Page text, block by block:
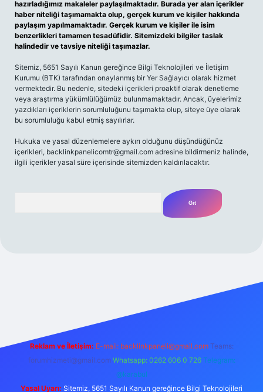
hazırladığımız makaleler paylaşılmaktadır. Burada yer alan içerikler
haber niteliği taşımamakta olup, gerçek kurum ve kişiler hakkında
paylaşım yapılmamaktadır. Gerçek kurum ve kişiler ile isim
benzerlikleri tamamen tesadüfidir. Sitemizdeki bilgiler taslak
halindedir ve tavsiye niteliği taşımazlar.
Sitemiz, 5651 Sayılı Kanun gereğince Bilgi Teknolojileri ve İletişim
Kurumu (BTK) tarafından onaylanmış bir Yer Sağlayıcı olarak hizmet
vermektedir. Bu nedenle, sitedeki içerikleri proaktif olarak denetleme
veya araştırma yükümlülüğümüz bulunmamaktadır. Ancak, üyelerimiz
yazdıkları içeriklerin sorumluluğunu taşımakta olup, siteye üye olarak
bu sorumluluğu kabul etmiş sayılırlar.
Hukuka ve yasal düzenlemelere aykırı olduğunu düşündüğünüz
içerikleri, backlinkpanelicomtr@gmail.com adresine bildirmeniz halinde,
ilgili içerikler yasal süre içerisinde sitemizden kaldırılacaktır.
Reklam ve İletişim: E-mail: backlinkpaneli@gmail.com Teams:
forumhizmeti@gmail.com Whatsapp: 0262 606 0 726 Telegram:
@karabul
Yasal Uyarı: Sitemiz, 5651 Sayılı Kanun gereğince Bilgi Teknolojileri